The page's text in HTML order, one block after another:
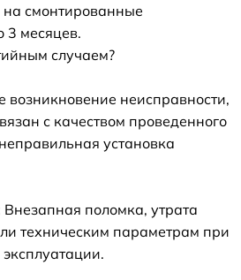
на смонтированные
месяцев.
случаем?
возникновение неисправности,
с качеством проведенного
установка
поломка, утрата
техническим параметрам при